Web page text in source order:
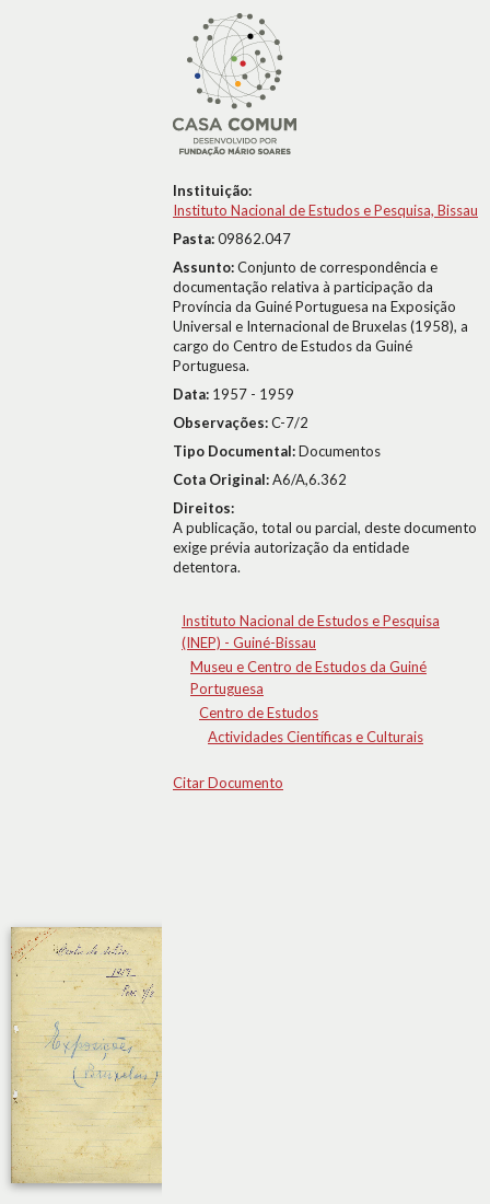
Instituição:
Instituto Nacional de Estudos e Pesquisa, Bissau
Pasta:09862.047
Assunto:Conjunto de correspondência e
documentação relativa à participação da
Província da Guiné Portuguesa na Exposição
Universal e Internacional de Bruxelas (1958), a
cargo do Centro de Estudos da Guiné
Portuguesa.
Data: 1957 - 1959
Observações:C-7/2
Tipo Documental:Documentos
Cota Original:A6/A,6.362
Direitos:
A publicação, total ou parcial, deste documento
exige prévia autorização da entidade
detentora.
Instituto Nacional de Estudos e Pesquisa
(INEP) - Guiné-Bissau
Museu e Centro de Estudos da Guiné
Portuguesa
Centro de Estudos
Actividades Científicas e Culturais
Citar Documento